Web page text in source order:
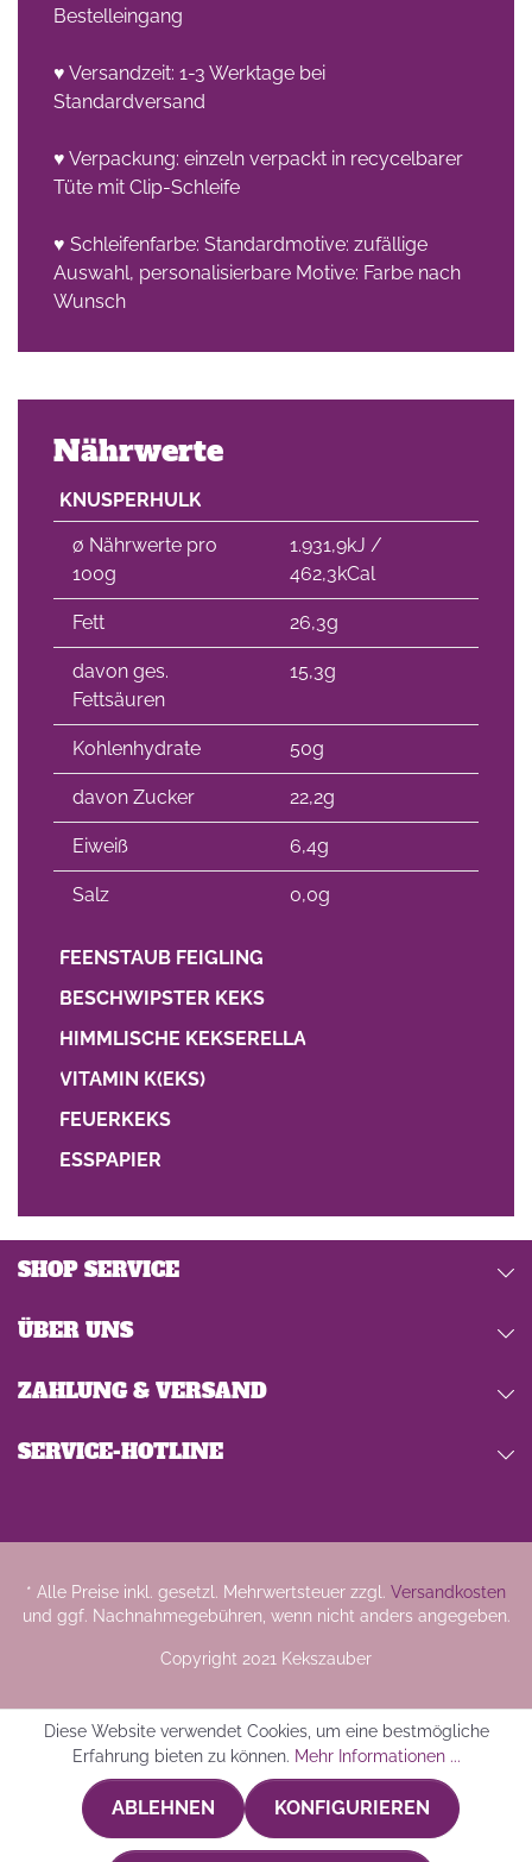
Bestelleingang
♥ Versandzeit: 1-3 Werktage bei
Standardversand
♥ Verpackung: einzeln verpackt in recycelbarer
Tüte mit Clip-Schleife
♥ Schleifenfarbe: Standardmotive: zufällige
Auswahl, personalisierbare Motive: Farbe nach
Wunsch
Nährwerte
KNUSPERHULK
∅ Nährwerte pro
100g
1.931,9kJ /
462,3kCal
Fett 26,3g
davon ges.
Fettsäuren
15,3g
Kohlenhydrate 50g
davon Zucker 22,2g
Eiweiß 6,4g
Salz 0,0g
FEENSTAUB FEIGLING
BESCHWIPSTER KEKS
HIMMLISCHE KEKSERELLA
VITAMIN K(EKS)
FEUERKEKS
ESSPAPIER
SERVICE-HOTLINE
SHOP SERVICE
ÜBER UNS
ZAHLUNG & VERSAND
* Alle Preise inkl. gesetzl. Mehrwertsteuer zzgl. Versandkosten
und ggf. Nachnahmegebühren, wenn nicht anders angegeben.
Copyright 2021 Kekszauber
Diese Website verwendet Cookies, um eine bestmögliche
Erfahrung bieten zu können. Mehr Informationen ...
ABLEHNEN KONFIGURIEREN